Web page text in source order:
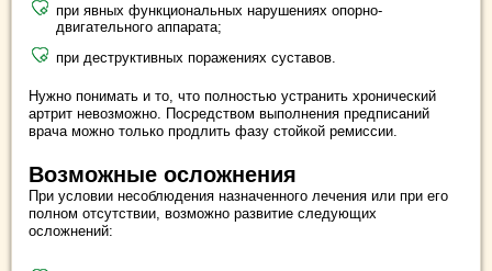
при явных функциональных нарушениях опорно-
двигательного аппарата;
при деструктивных поражениях суставов.
Нужно понимать и то, что полностью устранить хронический
артрит невозможно. Посредством выполнения предписаний
врача можно только продлить фазу стойкой ремиссии.
Возможные осложнения
При условии несоблюдения назначенного лечения или при его
полном отсутствии, возможно развитие следующих
осложнений: